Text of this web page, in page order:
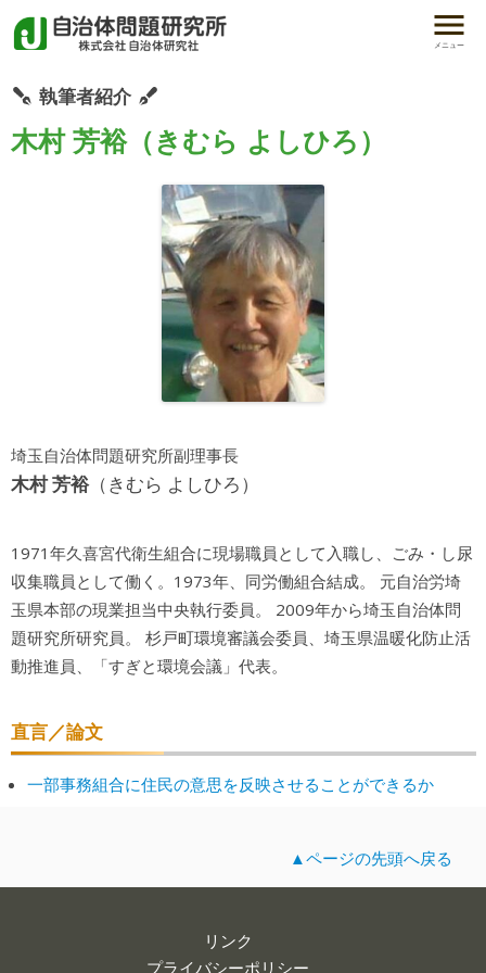
メニュー
執筆者紹介
木村 芳裕（きむら よしひろ）
埼玉自治体問題研究所副理事長
木村 芳裕（きむら よしひろ）
1971年久喜宮代衛生組合に現場職員として入職し、ごみ・し尿
収集職員として働く。1973年、同労働組合結成。 元自治労埼
玉県本部の現業担当中央執行委員。 2009年から埼玉自治体問
題研究所研究員。 杉戸町環境審議会委員、埼玉県温暖化防止活
動推進員、「すぎと環境会議」代表。
直言／論文
一部事務組合に住民の意思を反映させることができるか
▲ページの先頭へ戻る
リンク
プライバシーポリシー